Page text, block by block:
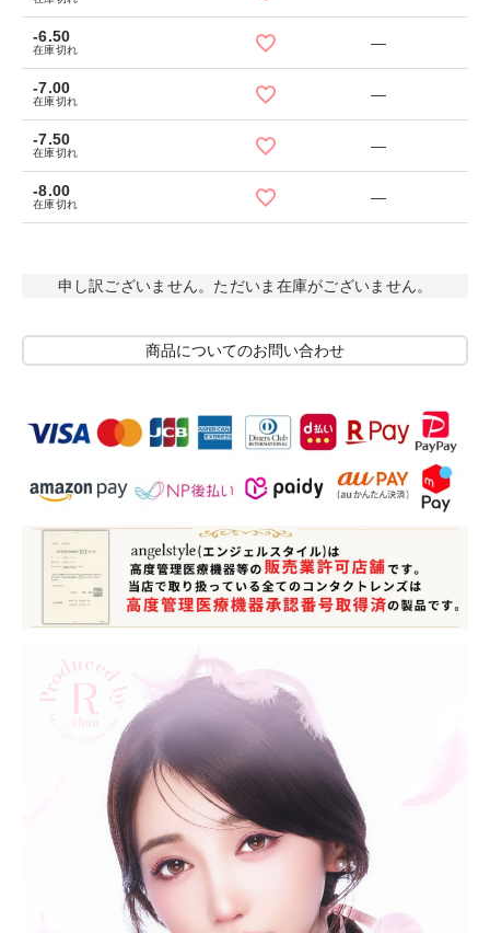
-6.50
在庫切れ —
-7.00
在庫切れ —
-7.50
在庫切れ —
-8.00
在庫切れ —
申し訳ございません。ただいま在庫がございません。
商品についてのお問い合わせ